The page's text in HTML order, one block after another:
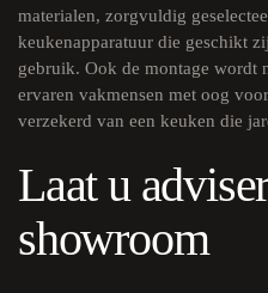
materialen, zorgvuldig
keukenapparatuur die geschikt
gebruik. Ook de montage wordt
ervaren vakmensen met oog
verzekerd van een keuken die
Laat u
showroom